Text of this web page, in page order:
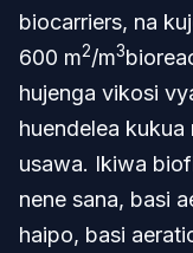
biocarriers, na
600 m2/m3
hujenga vikosi
huendelea
usawa. Ikiwa
nene sana, basi
haipo, basi